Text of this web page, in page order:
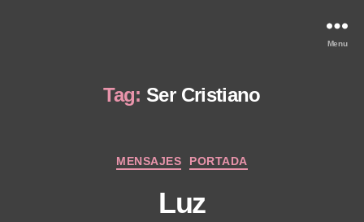
Menu
Tag: Ser Cristiano
Categories
MENSAJES PORTADA
Luz